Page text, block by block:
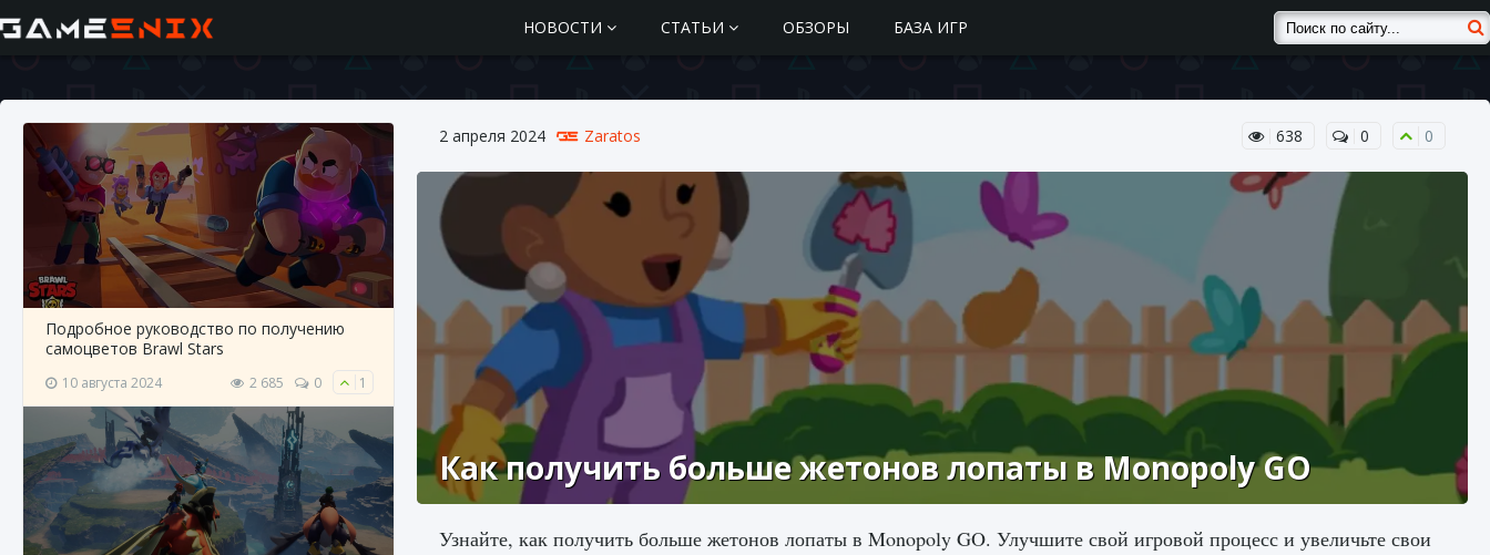
НОВОСТИ СТАТЬИ ОБЗОРЫ БАЗА ИГР
Подробное руководство по получению
самоцветов Brawl Stars
10 августа 2024 2 685 0 1
2 апреля 2024 Zaratos 638 0 0
Как получить больше жетонов лопаты в Monopoly GO
Узнайте, как получить больше жетонов лопаты в Monopoly GO. Улучшите свой игровой процесс и увеличьте свои